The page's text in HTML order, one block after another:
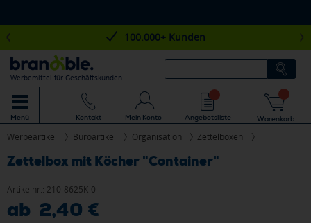
100.000+ Kunden
Werbemittel für Geschäftskunden
Menü Kontakt Mein Konto Angebotsliste Warenkorb
Werbeartikel Büroartikel Organisation Zettelboxen
Zettelbox mit Köcher "Container"
Artikelnr.: 210-8625K-0
ab 2,40 €